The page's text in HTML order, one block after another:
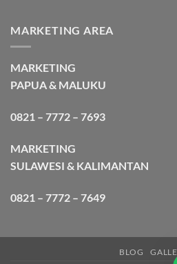
MARKETING AREA
MARKETING
PAPUA & MALUKU
0821 – 7772 – 7693
MARKETING
SULAWESI & KALIMANTAN
0821 – 7772 – 7649
BLOG